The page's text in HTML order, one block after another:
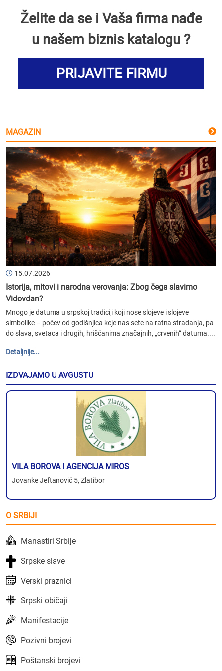
Želite da se i Vaša firma nađe
u našem biznis katalogu ?
PRIJAVITE FIRMU
MAGAZIN
15.07.2026
Istorija, mitovi i narodna verovanja: Zbog čega slavimo
Vidovdan?
Mnogo je datuma u srpskoj tradiciji koji nose slojeve i slojeve
simbolike – počev od godišnjica koje nas sete na ratna stradanja, pa
do slava, svetaca i drugih, hrišćanima značajnih, „crvenih“ datuma....
Detaljnije...
IZDVAJAMO U AVGUSTU
VILA BOROVA I AGENCIJA MIROS
Jovanke Jeftanović 5, Zlatibor
O SRBIJI
Manastiri Srbije
Srpske slave
Verski praznici
Srpski običaji
Manifestacije
Pozivni brojevi
Poštanski brojevi